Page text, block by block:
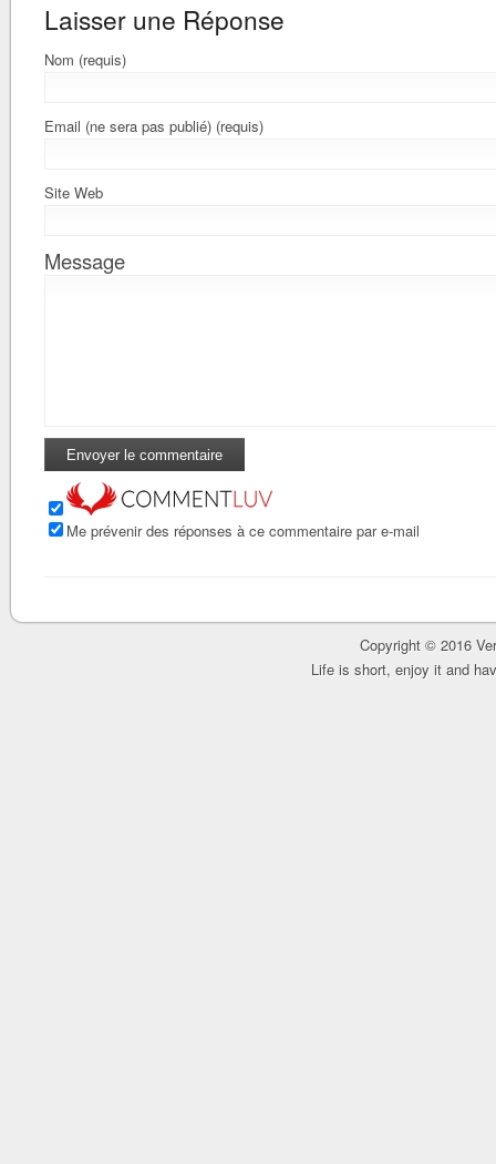
Laisser une Réponse
Nom (requis)
Email (ne sera pas publié) (requis)
Site Web
Message
Me prévenir des réponses à ce commentaire par e-mail
Copyright © 2016
Life is short, enjoy it and